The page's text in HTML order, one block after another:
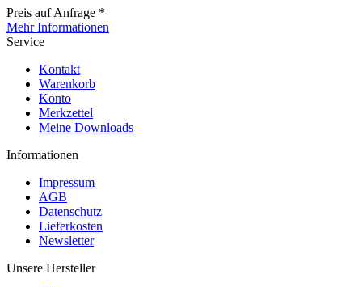
Preis auf Anfrage *
Mehr Informationen
Service
Kontakt
Warenkorb
Konto
Merkzettel
Meine Downloads
Informationen
Impressum
AGB
Datenschutz
Lieferkosten
Newsletter
Unsere Hersteller